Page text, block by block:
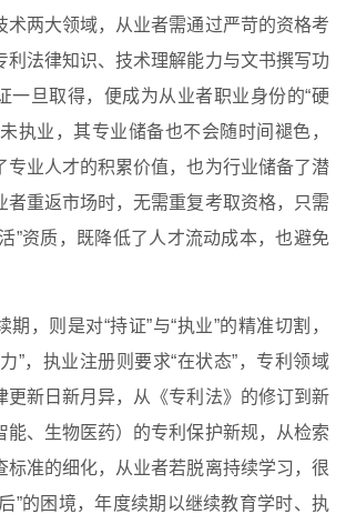
术两大领域，从业者需通过严苛的资格考
利法律知识、技术理解能力与文书撰写功
一旦取得，便成为从业者职业身份的“硬
执业，其专业储备也不会随时间褪色，
专业人才的积累价值，也为行业储备了潜
重返市场时，无需重复考取资格，只需
”资质，既降低了人才流动成本，也避免
，则是对“持证”与“执业”的精准切割，
”，执业注册则要求“在状态”，专利领域
更新日新月异，从《专利法》的修订到新
能、生物医药）的专利保护新规，从检索
标准的细化，从业者若脱离持续学习，很
”的困境，年度续期以继续教育学时、执